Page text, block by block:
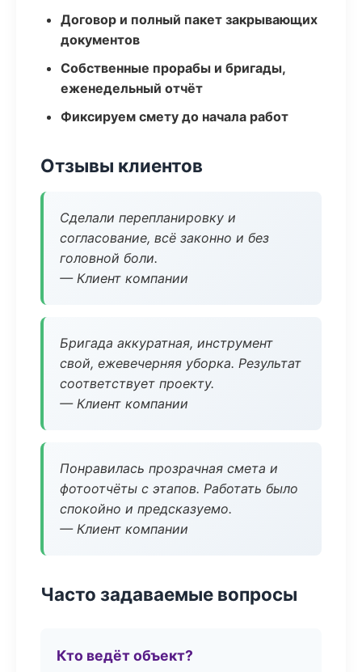
Договор и полный пакет закрывающих
документов
Собственные прорабы и бригады,
еженедельный отчёт
Фиксируем смету до начала работ
Отзывы клиентов
Сделали перепланировку и
согласование, всё законно и без
головной боли.
— Клиент компании
Бригада аккуратная, инструмент
свой, ежевечерняя уборка. Результат
соответствует проекту.
— Клиент компании
Понравилась прозрачная смета и
фотоотчёты с этапов. Работать было
спокойно и предсказуемо.
— Клиент компании
Часто задаваемые вопросы
Кто ведёт объект?